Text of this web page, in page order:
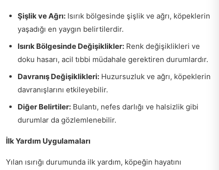
Şişlik ve Ağrı: Isırık bölgesinde şişlik ve ağrı, köpeklerin
yaşadığı en yaygın belirtilerdir.
Isırık Bölgesinde Değişiklikler: Renk değişiklikleri ve
doku hasarı, acil tıbbi müdahale gerektiren durumlardır.
Davranış Değişiklikleri: Huzursuzluk ve ağrı, köpeklerin
davranışlarını etkileyebilir.
Diğer Belirtiler: Bulantı, nefes darlığı ve halsizlik gibi
durumlar da gözlemlenebilir.
İlk Yardım Uygulamaları
Yılan ısırığı durumunda ilk yardım, köpeğin hayatını